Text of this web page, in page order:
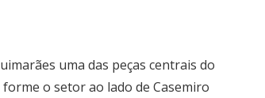
uma das peças centrais do
o setor ao lado de Casemiro